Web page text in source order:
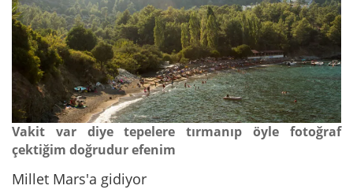
Vakit var diye tepelere tırmanıp öyle fotoğraf
çektiğim doğrudur efenim
Millet Mars'a gidiyor